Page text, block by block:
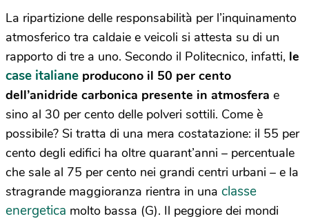
La ripartizione delle responsabilità per l’inquinamento
atmosferico tra caldaie e veicoli si attesta su di un
rapporto di tre a uno. Secondo il Politecnico, infatti, le
case italiane producono il 50 per cento
dell’anidride carbonica presente in atmosfera e
sino al 30 per cento delle polveri sottili. Come è
possibile? Si tratta di una mera costatazione: il 55 per
cento degli edifici ha oltre quarant’anni – percentuale
che sale al 75 per cento nei grandi centri urbani – e la
stragrande maggioranza rientra in una classe
energetica molto bassa (G). Il peggiore dei mondi